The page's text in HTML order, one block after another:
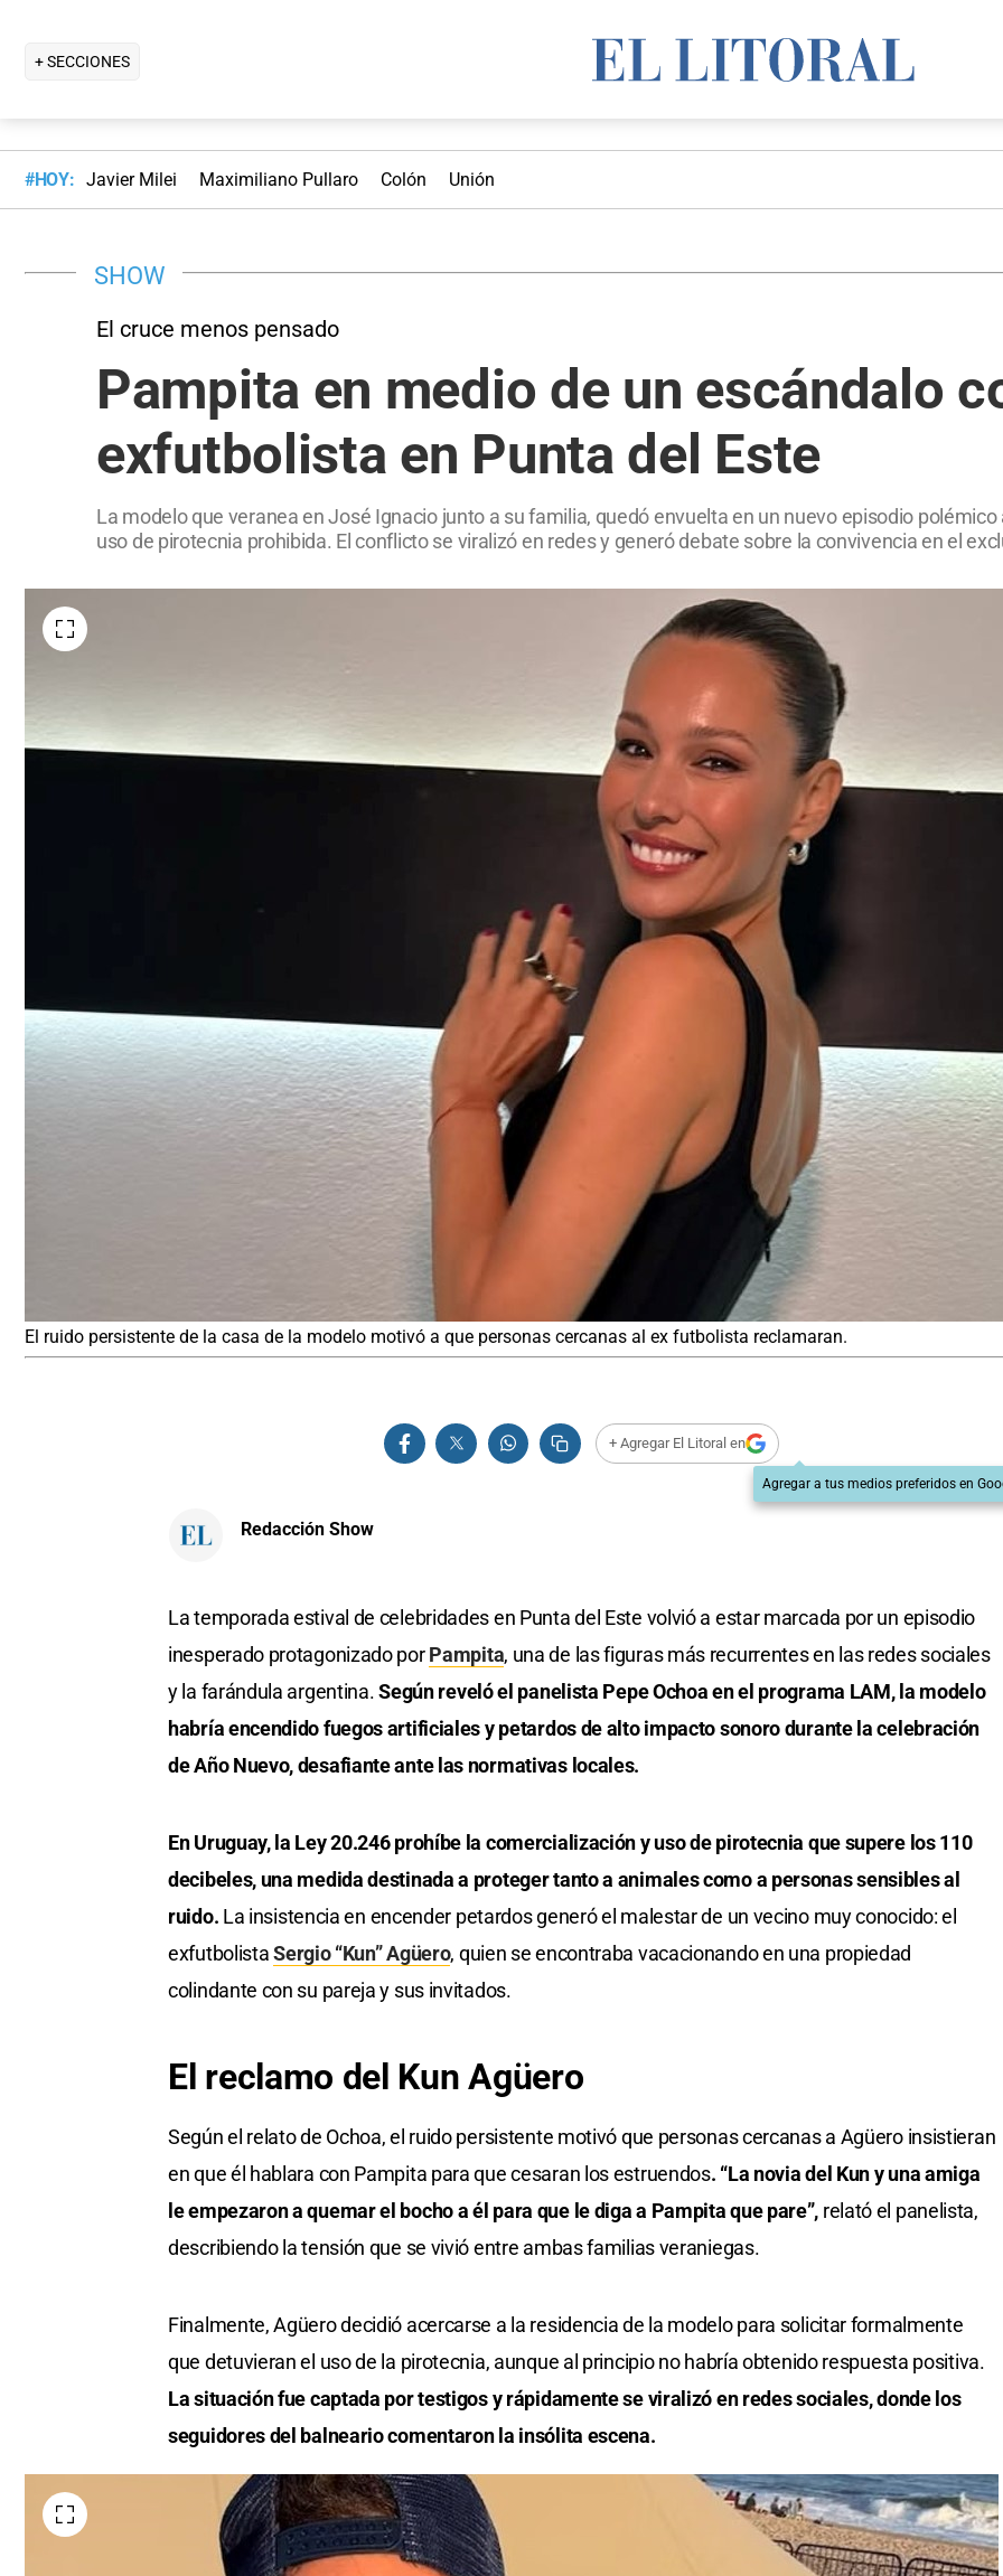
+ SECCIONES
#HOY: Javier Milei Maximiliano Pullaro Colón Unión
SHOW
El cruce menos pensado
Pampita en medio de un escándalo
exfutbolista en Punta del Este
La modelo que veranea en José Ignacio junto a su familia, quedó envuelta en un nuevo episodio polémico
uso de pirotecnia prohibida. El conflicto se viralizó en redes y generó debate sobre la convivencia en el
El ruido persistente de la casa de la modelo motivó a que personas cercanas al ex futbolista reclamaran.
+ Agregar El Litoral en
Agregar a tus medios preferidos en
Redacción Show
La temporada estival de celebridades en Punta del Este volvió a estar marcada por un episodio
inesperado protagonizado porPampita, una de las figuras más recurrentes en las redes sociales
y la farándula argentina.Según reveló el panelista Pepe Ochoa en el programa LAM, la modelo
habría encendido fuegos artificiales y petardos de alto impacto sonoro durante la celebración
de Año Nuevo, desafiante ante las normativas locales.
En Uruguay, la Ley 20.246 prohíbe la comercialización y uso de pirotecnia que supere los 110
decibeles, una medida destinada a proteger tanto a animales como a personas sensibles al
ruido. La insistencia en encender petardos generó el malestar de un vecino muy conocido: el
exfutbolistaSergio “Kun” Agüero, quien se encontraba vacacionando en una propiedad
colindante con su pareja y sus invitados.
El reclamo del Kun Agüero
Según el relato de Ochoa, el ruido persistente motivó que personas cercanas a Agüero insistieran
en que él hablara con Pampita para que cesaran los estruendos. “La novia del Kun y una amiga
le empezaron a quemar el bocho a él para que le diga a Pampita que pare”, relató el panelista,
describiendo la tensión que se vivió entre ambas familias veraniegas.
Finalmente, Agüero decidió acercarse a la residencia de la modelo para solicitar formalmente
que detuvieran el uso de la pirotecnia, aunque al principio no habría obtenido respuesta positiva.
La situación fue captada por testigos y rápidamente se viralizó en redes sociales, donde los
seguidores del balneario comentaron la insólita escena.